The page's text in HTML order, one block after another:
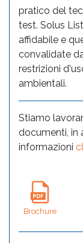
pratico del
test. Solus
affidabile e
convalidate
restrizioni
ambientali.
Stiamo
documenti, in
informazioni
Brochure